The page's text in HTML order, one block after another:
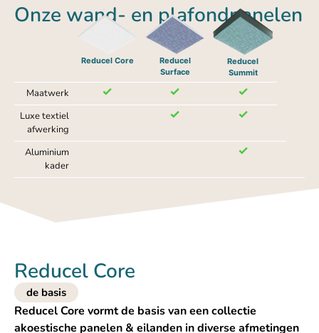
Onze wand- en plafondpanelen
Reducel Core
Reducel
Surface
Reducel
Summit
Maatwerk
Luxe textiel
afwerking
Aluminium
kader
Reducel Core
de basis
Reducel Core vormt de basis van een collectie
akoestische panelen & eilanden in diverse afmetingen